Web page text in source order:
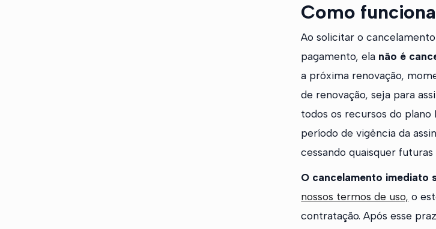
Como
Ao solicitar o
pagamento, ela não é
a próxima renovação,
de renovação, seja para
todos os recursos do
período de vigência da
cessando quaisquer futuras
O cancelamento
nossos termos de uso, o
contratação. Após esse